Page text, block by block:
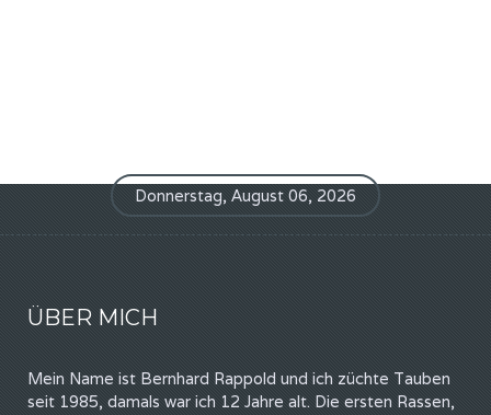
Donnerstag, August 06, 2026
ÜBER MICH
Mein Name ist Bernhard Rappold und ich züchte Tauben
seit 1985, damals war ich 12 Jahre alt. Die ersten Rassen,